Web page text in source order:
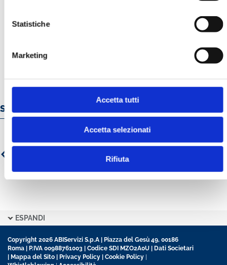
Statistiche
Marketing
Accetta tutti
Accetta selezionati
Rifiuta
Servizi e prodotti online
ESPANDI
Copyright 2026 ABIServizi S.p.A | Piazza del Gesù 49, 00186
Roma | P.IVA 00988761003 | Codice SDI MZO2A0U |
Dati Societari
Mappa del Sito Privacy Policy Cookie Policy